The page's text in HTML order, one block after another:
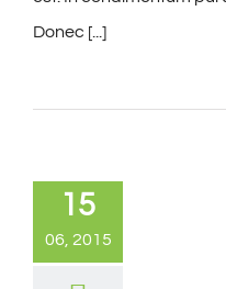
Donec [...]
15
06, 2015